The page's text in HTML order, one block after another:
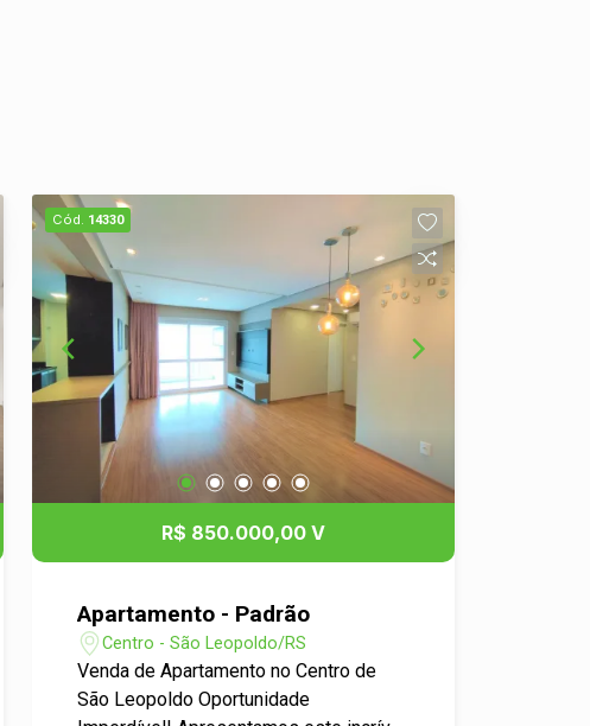
Cód. 14330
R$ 850.000,00 V
Apartamento - Padrão
Centro - São Leopoldo/RS
Venda de Apartamento no Centro de
São Leopoldo Oportunidade